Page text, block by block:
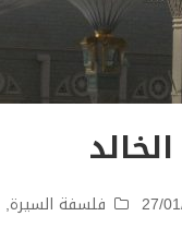
27/ فلسفة السيرة,